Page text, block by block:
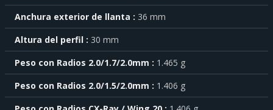
puede
mostrar
Anchura exterior de llanta
36 mm
Altura del perfil
30 mm
Peso con Radios 2.0/1.7/2.0mm
1.465 g
Peso con Radios 2.0/1.5/2.0mm
1.406 g